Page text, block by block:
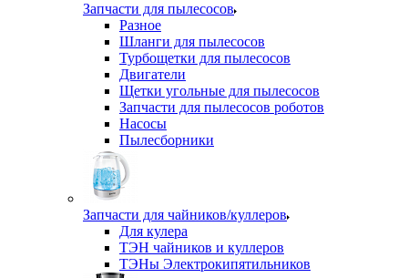
Запчасти для пылесосов
Разное
Шланги для пылесосов
Турбощетки для пылесосов
Двигатели
Щетки угольные для пылесосов
Запчасти для пылесосов роботов
Насосы
Пылесборники
Запчасти для чайников/куллеров
Для кулера
ТЭН чайников и куллеров
ТЭНы Электрокипятильников